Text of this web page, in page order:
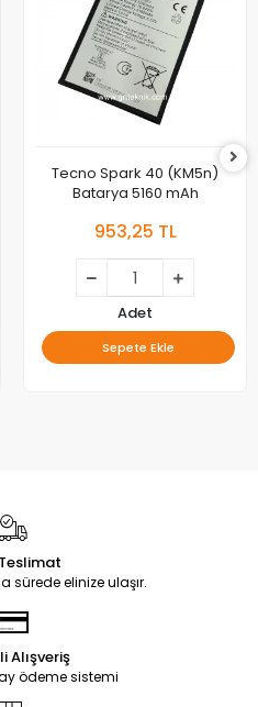
Tecno Spark 40 (KM5n)
Batarya 5160 mAh
953,25 TL
Adet
Sepete Ekle
Teslimat
sürede elinize ulaşır.
Alışveriş
ödeme sistemi